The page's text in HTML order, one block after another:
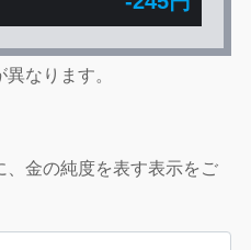
なります。
、金の純度を表す表示をご